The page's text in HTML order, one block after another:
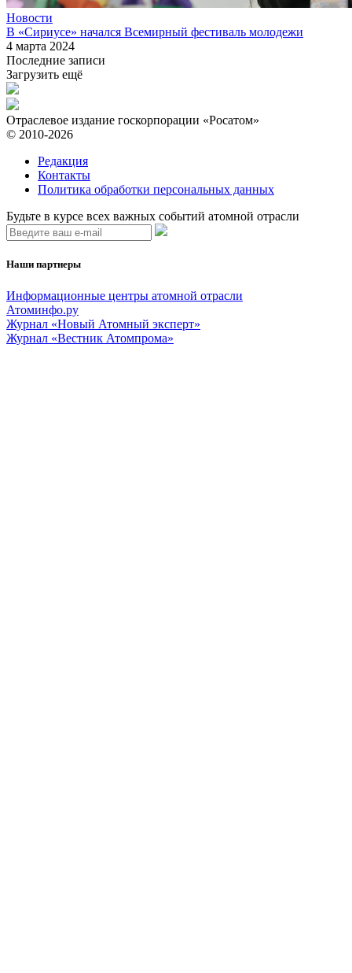
Новости
В «Сириусе» начался Всемирный фестиваль молодежи
4 марта 2024
Последние записи
Загрузить ещё
Отраслевое издание госкорпорации «Росатом»
© 2010-2026
Редакция
Контакты
Политика обработки персональных данных
Будьте в курсе всех важных событий атомной отрасли
Наши партнеры
Информационные центры атомной отрасли
Атоминфо.ру
Журнал «Новый Атомный эксперт»
Журнал «Вестник Атомпрома»